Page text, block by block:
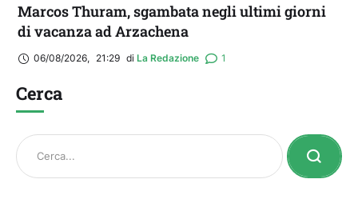
Marcos Thuram, sgambata negli ultimi giorni
di vacanza ad Arzachena
06/08/2026, 21:29 di La Redazione 1
Cerca